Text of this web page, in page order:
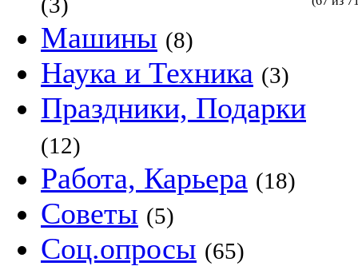
Машины (8)
Наука и Техника (3)
Праздники, Подарки
(12)
Работа, Карьера (18)
Советы (5)
Соц.опросы (65)